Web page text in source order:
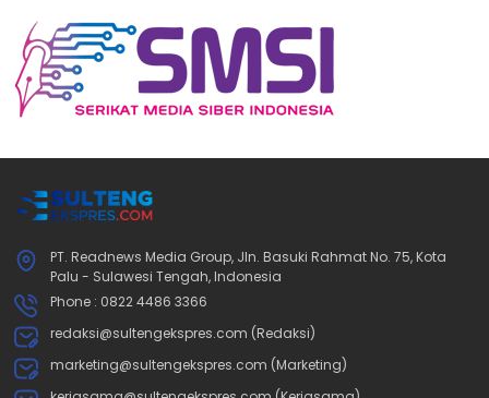
PT. Readnews Media Group, Jln. Basuki Rahmat No. 75, Kota
Palu - Sulawesi Tengah, Indonesia
Phone : 0822 4486 3366
redaksi@sultengekspres.com (Redaksi)
marketing@sultengekspres.com (Marketing)